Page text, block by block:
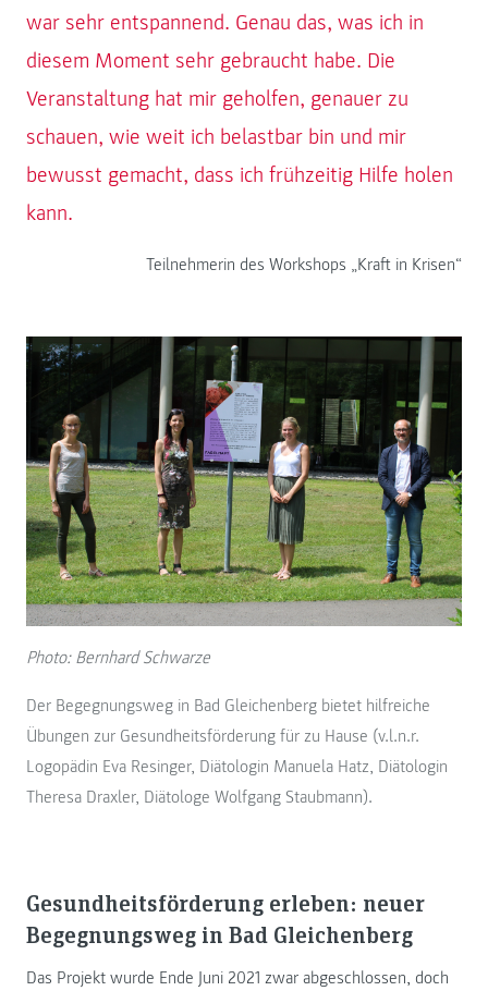
war sehr entspannend. Genau das, was ich in
diesem Moment sehr gebraucht habe. Die
Veranstaltung hat mir geholfen, genauer zu
schauen, wie weit ich belastbar bin und mir
bewusst gemacht, dass ich frühzeitig Hilfe holen
kann.
Teilnehmerin des Workshops „Kraft in Krisen“
Photo: Bernhard Schwarze
Der Begegnungsweg in Bad Gleichenberg bietet hilfreiche
Übungen zur Gesundheitsförderung für zu Hause (v.l.n.r.
Logopädin Eva Resinger, Diätologin Manuela Hatz, Diätologin
Theresa Draxler, Diätologe Wolfgang Staubmann).
Gesundheitsförderung erleben: neuer
Begegnungsweg in Bad Gleichenberg
Das Projekt wurde Ende Juni 2021 zwar abgeschlossen, doch